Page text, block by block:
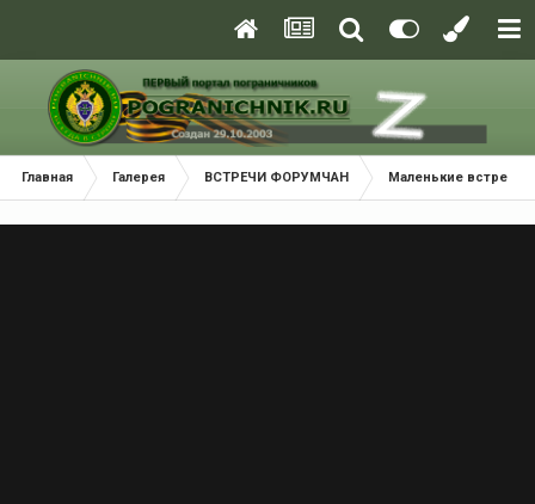
Главная Галерея ВСТРЕЧИ ФОРУМЧАН Маленькие встречи